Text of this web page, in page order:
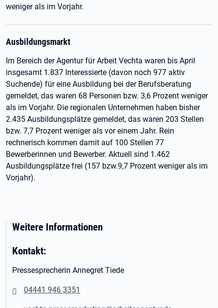
weniger als im Vorjahr.
Ausbildungsmarkt
Im Bereich der Agentur für Arbeit Vechta waren bis April
insgesamt 1.837 Interessierte (davon noch 977 aktiv
Suchende) für eine Ausbildung bei der Berufsberatung
gemeldet, das waren 68 Personen bzw. 3,6 Prozent weniger
als im Vorjahr. Die regionalen Unternehmen haben bisher
2.435 Ausbildungsplätze gemeldet, das waren 203 Stellen
bzw. 7,7 Prozent weniger als vor einem Jahr. Rein
rechnerisch kommen damit auf 100 Stellen 77
Bewerberinnen und Bewerber. Aktuell sind 1.462
Ausbildungsplätze frei (157 bzw.9,7 Prozent weniger als im
Vorjahr).
Weitere Informationen
Kontakt:
Pressesprecherin Annegret Tiede
04441 946 3351